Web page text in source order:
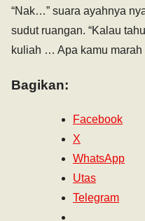
“Nak…” suara ayahnya
sudut ruangan. “Kalau
kuliah … Apa kamu
Bagikan:
Facebook
X
WhatsApp
Utas
Telegram